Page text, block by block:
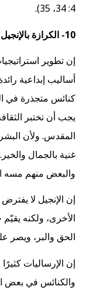
4: 34، 35).
10- الكرازة بالإنجيل والثقافة
إن تطوير
أساليب إبداعية
كنائس متجذرة في
يجب أن تختبر
المقدس. ولأن
غنية بالجمال
والبعض منهم مسه
إن الإنجيل لا
الأخرى، ولكنه
الحق والبر، ويصر
إن الإرساليات
والكنائس في بعض